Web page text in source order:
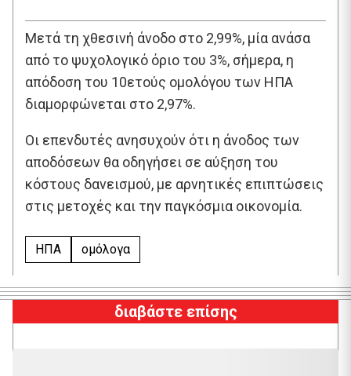
Μετά τη χθεσινή άνοδο στο 2,99%, μία ανάσα
από το ψυχολογικό όριο του 3%, σήμερα, η
απόδοση του 10ετούς ομολόγου των ΗΠΑ
διαμορφώνεται στο 2,97%.
Οι επενδυτές ανησυχούν ότι η άνοδος των
αποδόσεων θα οδηγήσει σε αύξηση του
κόστους δανεισμού, με αρνητικές επιπτώσεις
στις μετοχές και την παγκόσμια οικονομία.
ΗΠΑ ομόλογα
διαβάστε επίσης